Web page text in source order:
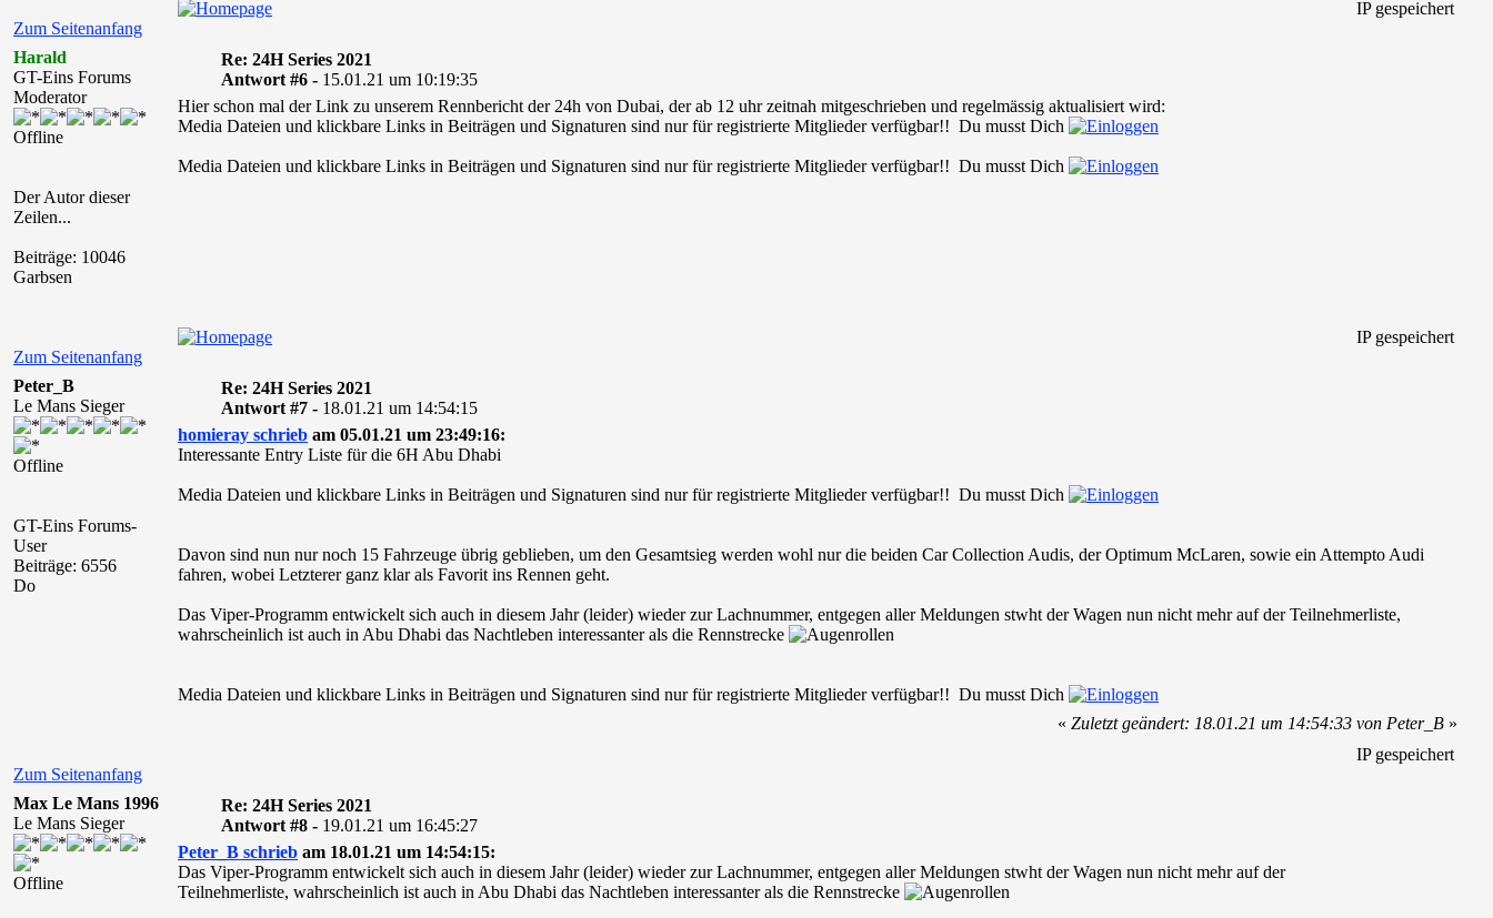
Zum Seitenanfang
IP gespeichert
Harald
GT-Eins Forums
Moderator
Offline
Der Autor dieser
Zeilen...
Beiträge: 10046
Garbsen
Re: 24H Series 2021
Antwort #6 - 15.01.21 um 10:19:35
Hier schon mal der Link zu unserem Rennbericht der 24h von Dubai, der ab 12 uhr zeitnah mitgeschrieben und regelmässig aktualisiert wird:
Media Dateien und klickbare Links in Beiträgen und Signaturen sind nur für registrierte Mitglieder verfügbar!! Du musst Dich
Media Dateien und klickbare Links in Beiträgen und Signaturen sind nur für registrierte Mitglieder verfügbar!! Du musst Dich
Zum Seitenanfang
IP gespeichert
Peter_B
Le Mans Sieger
Offline
GT-Eins Forums-
User
Beiträge: 6556
Do
Re: 24H Series 2021
Antwort #7 - 18.01.21 um 14:54:15
homieray schrieb am 05.01.21 um 23:49:16:
Interessante Entry Liste für die 6H Abu Dhabi
Media Dateien und klickbare Links in Beiträgen und Signaturen sind nur für registrierte Mitglieder verfügbar!! Du musst Dich
Davon sind nun nur noch 15 Fahrzeuge übrig geblieben, um den Gesamtsieg werden wohl nur die beiden Car Collection Audis, der Optimum McLaren, sowie ein Attempto Audi
fahren, wobei Letzterer ganz klar als Favorit ins Rennen geht.
Das Viper-Programm entwickelt sich auch in diesem Jahr (leider) wieder zur Lachnummer, entgegen aller Meldungen stwht der Wagen nun nicht mehr auf der Teilnehmerliste,
wahrscheinlich ist auch in Abu Dhabi das Nachtleben interessanter als die Rennstrecke
Media Dateien und klickbare Links in Beiträgen und Signaturen sind nur für registrierte Mitglieder verfügbar!! Du musst Dich
Zum Seitenanfang
«Zuletzt geändert: 18.01.21 um 14:54:33 von Peter_B »
IP gespeichert
Max Le Mans 1996
Le Mans Sieger
Offline
Re: 24H Series 2021
Antwort #8 - 19.01.21 um 16:45:27
Peter_B schrieb am 18.01.21 um 14:54:15:
Das Viper-Programm entwickelt sich auch in diesem Jahr (leider) wieder zur Lachnummer, entgegen aller Meldungen stwht der Wagen nun nicht mehr auf der
Teilnehmerliste, wahrscheinlich ist auch in Abu Dhabi das Nachtleben interessanter als die Rennstrecke